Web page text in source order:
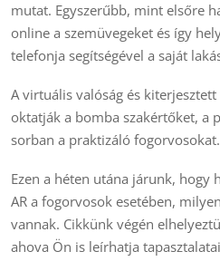
mutat. Egyszerűbb, mint elsőre
online a szemüvegeket és így
telefonja segítségével a saját
A virtuális valóság és kiterjesztett
oktatják a bomba szakértőket, a
sorban a praktizáló fogorvosokat.
Ezen a héten utána járunk, hogy
AR a fogorvosok esetében,
vannak. Cikkünk végén
ahova Ön is leírhatja